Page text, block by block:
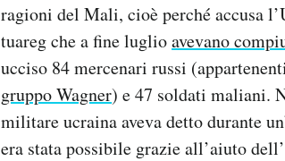
ragioni del Mali, cioè perché accusa
tuareg che a fine luglioavevano
ucciso 84 mercenari russi
gruppo Wagner) e 47 soldati maliani.
militare ucraina aveva detto durante
era stata possibile grazie all’aiuto